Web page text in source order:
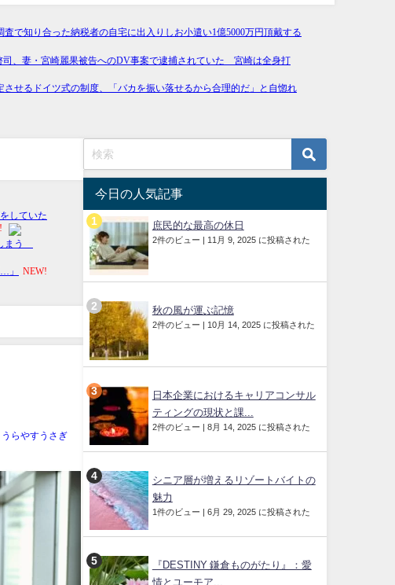
うらやすうさぎ
今日の人気記事
庶民的な最高の休日
2件のビュー | 11月 9, 2025 に投稿された
秋の風が運ぶ記憶
2件のビュー | 10月 14, 2025 に投稿された
日本企業におけるキャリアコンサル
ティングの現状と課...
2件のビュー | 8月 14, 2025 に投稿された
シニア層が増えるリゾートバイトの
魅力
1件のビュー | 6月 29, 2025 に投稿された
『DESTINY 鎌倉ものがたり』：愛
情とユーモア...